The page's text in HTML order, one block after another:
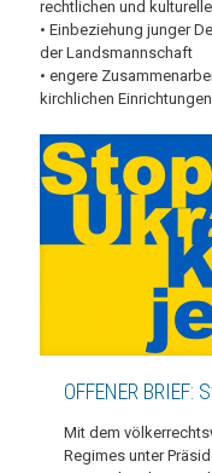
rechtlichen und
• Einbeziehung junger
der Landsmannschaft
• engere
kirchlichen Einrichtungen
OFFENER
Mit dem
Regimes unter